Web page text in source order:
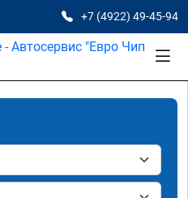
+7 (4922) 49-45-94